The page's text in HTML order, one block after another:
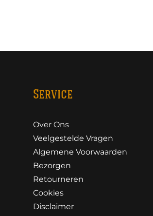
Service
Over Ons
Veelgestelde Vragen
Algemene Voorwaarden
Bezorgen
Retourneren
Cookies
Disclaimer